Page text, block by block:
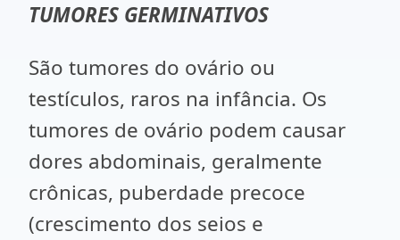
TUMORES GERMINATIVOS
São tumores do ovário ou
testículos, raros na infância. Os
tumores de ovário podem causar
dores abdominais, geralmente
crônicas, puberdade precoce
(crescimento dos seios e